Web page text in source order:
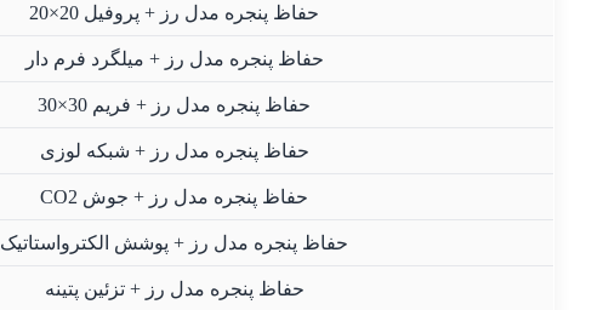
حفاظ پنجره مدل رز + پروفیل 20×20
حفاظ پنجره مدل رز + میلگرد فرم دار
حفاظ پنجره مدل رز + فریم 30×30
حفاظ پنجره مدل رز + شبکه لوزی
حفاظ پنجره مدل رز + جوش CO2
حفاظ پنجره مدل رز + پوشش الکترواستاتیک
حفاظ پنجره مدل رز + تزئین پتینه